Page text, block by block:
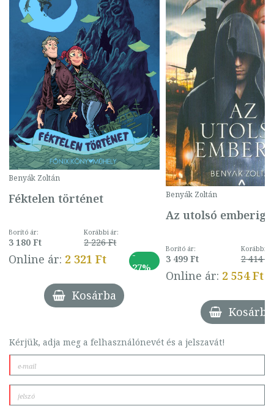
Benyák Zoltán
Féktelen történet
Borító ár:
3 180 Ft
Korábbi ár:
2 226 Ft
Online ár: 2 321 Ft
-
27%
Kosárba
Benyák Zoltán
Az utolsó emberig
Borító ár:
3 499 Ft
Korábbi
2 414 Ft
Online ár: 2 554 Ft
Kosárba
Kérjük, adja meg a felhasználónevét és a jelszavát!